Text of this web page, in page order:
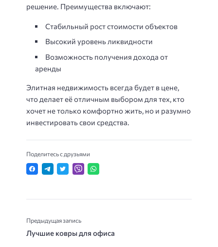
решение. Преимущества включают:
Стабильный рост стоимости объектов
Высокий уровень ликвидности
Возможность получения дохода от
аренды
Элитная недвижимость всегда будет в цене,
что делает её отличным выбором для тех, кто
хочет не только комфортно жить, но и разумно
инвестировать свои средства.
Поделитесь с друзьями
Предыдущая запись
Лучшие ковры для офиса